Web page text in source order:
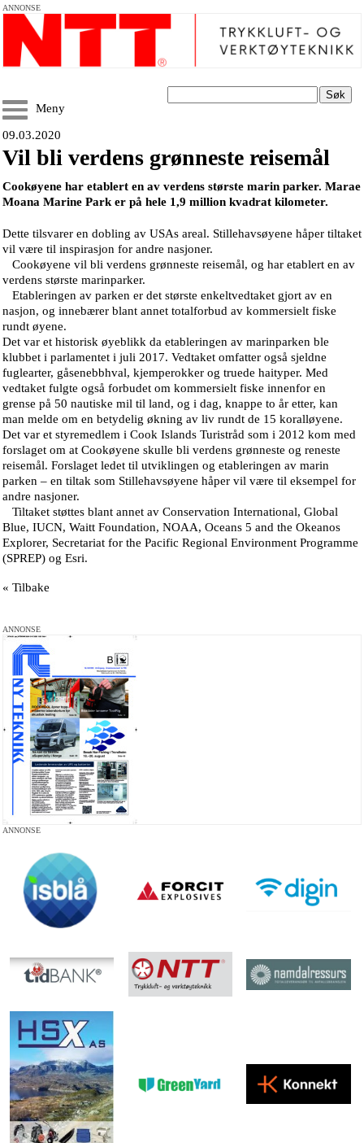
ANNONSE
Søk
Meny
09.03.2020
Vil bli verdens grønneste reisemål
Cookøyene har etablert en av verdens største marin parker. Marae
Moana Marine Park er på hele 1,9 million kvadrat kilometer.
Dette tilsvarer en dobling av USAs areal. Stillehavsøyene håper tiltaket
vil være til inspirasjon for andre nasjoner.
Cookøyene vil bli verdens grønneste reisemål, og har etablert en av
verdens største marinparker.
Etableringen av parken er det største enkeltvedtaket gjort av en
nasjon, og innebærer blant annet totalforbud av kommersielt fiske
rundt øyene.
Det var et historisk øyeblikk da etableringen av marinparken ble
klubbet i parlamentet i juli 2017. Vedtaket omfatter også sjeldne
fuglearter, gåsenebbhval, kjemperokker og truede haityper. Med
vedtaket fulgte også forbudet om kommersielt fiske innenfor en
grense på 50 nautiske mil til land, og i dag, knappe to år etter, kan
man melde om en betydelig økning av liv rundt de 15 koralløyene.
Det var et styremedlem i Cook Islands Turistråd som i 2012 kom med
forslaget om at Cookøyene skulle bli verdens grønneste og reneste
reisemål. Forslaget ledet til utviklingen og etableringen av marin
parken – en tiltak som Stillehavsøyene håper vil være til eksempel for
andre nasjoner.
Tiltaket støttes blant annet av Conservation International, Global
Blue, IUCN, Waitt Foundation, NOAA, Oceans 5 and the Okeanos
Explorer, Secretariat for the Pacific Regional Environment Programme
(SPREP) og Esri.
« Tilbake
ANNONSE
ANNONSE